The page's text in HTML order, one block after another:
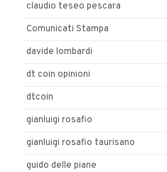
claudio teseo pescara
Comunicati Stampa
davide lombardi
dt coin opinioni
dtcoin
gianluigi rosafio
gianluigi rosafio taurisano
guido delle piane